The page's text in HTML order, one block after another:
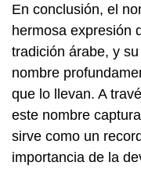
En conclusión, el
hermosa expresión
tradición árabe, y
nombre
que lo llevan. A
este nombre
sirve como un
importancia de la